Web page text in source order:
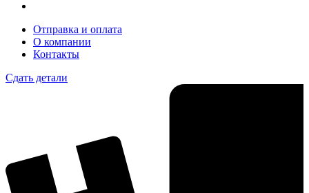
Отправка и оплата
О компании
Контакты
Сдать детали